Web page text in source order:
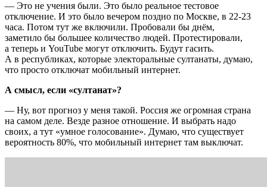
— Это не учения были. Это было реальное тестовое
отключение. И это было вечером поздно по Москве, в 22-23
часа. Потом тут же включили. Пробовали бы днём,
заметило бы большее количество людей. Протестировали,
а теперь и YouTube могут отключить. Будут гасить.
А в республиках, которые электоральные султанаты, думаю,
что просто отключат мобильный интернет.
А смысл, если «султанат»?
— Ну, вот прогноз у меня такой. Россия же огромная страна
на самом деле. Везде разное отношение. И выбрать надо
своих, а тут «умное голосование». Думаю, что существует
вероятность 80%, что мобильный интернет там выключат.